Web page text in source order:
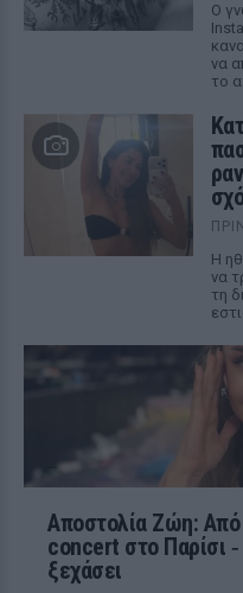
Ο
να
το
Η
να
τη
Αποστολία Ζώη:
concert στο Παρίσι
ξεχάσει